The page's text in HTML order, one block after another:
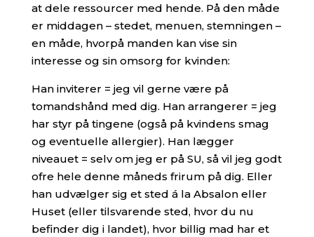
at dele ressourcer med hende. På den måde
er middagen – stedet, menuen, stemningen –
en måde, hvorpå manden kan vise sin
interesse og sin omsorg for kvinden:
Han inviterer = jeg vil gerne være på
tomandshånd med dig. Han arrangerer = jeg
har styr på tingene (også på kvindens smag
og eventuelle allergier). Han lægger
niveauet = selv om jeg er på SU, så vil jeg godt
ofre hele denne måneds frirum på dig. Eller
han udvælger sig et sted á la Absalon eller
Huset (eller tilsvarende sted, hvor du nu
befinder dig i landet), hvor billig mad har et